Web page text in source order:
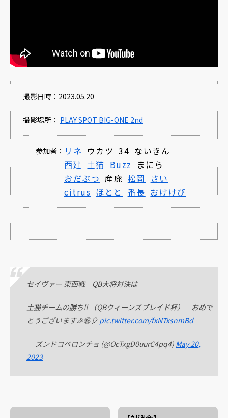
撮影日時：2023.05.20
撮影場所： PLAY SPOT BIG-ONE 2nd
参加者： リネ ウカツ 34 ないきん
西建 土猫 Buzz
まにら
おだぶつ 産廃 松岡
さい
citrus ほとと 番長 おけけび
セイヴァー 東西戦 QB大将対決は
土猫チームの勝ち‼️ （QBクィーンズブレイド杯） おめで
とうございます🎉㊗️🎈 pic.twitter.com/fxNTxsnmBd
— ズンドコベロンチョ (@OcTxgD0uurC4pq4) May 20,
2023